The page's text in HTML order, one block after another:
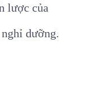
lược của
dưỡng.